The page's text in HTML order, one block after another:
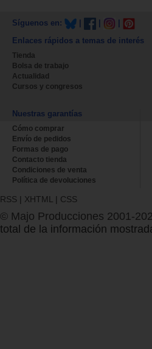
Síguenos en:
Enlaces rápidos a temas de interés
Tienda
Bolsa de trabajo
Actualidad
Cursos y congresos
Nuestras garantías
Cómo comprar
Envío de pedidos
Formas de pago
Contacto tienda
Condiciones de venta
Política de devoluciones
RSS | XHTML | CSS
© Majo Producciones 2001-
total de la información